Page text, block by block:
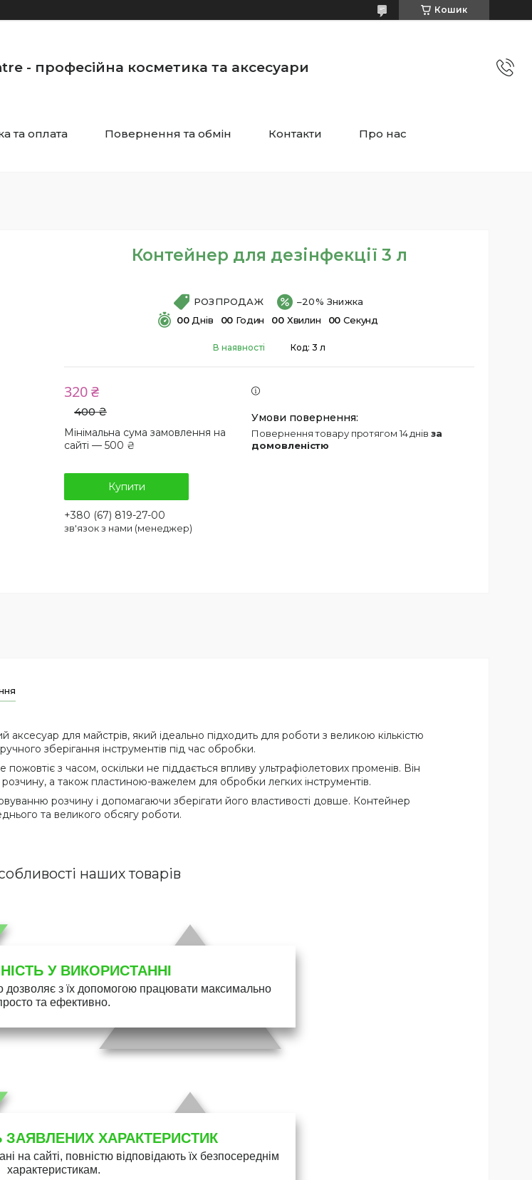
Кошик
- професійна косметика та аксесуари
та оплата Повернення та обмін Контакти Про нас
Контейнер для дезінфекції 3 л
РОЗПРОДАЖ
–20%
00 Днів 00 Годин 00 Хвилин 00 Секунд
В наявності Код: 3 л
400 ₴
320 ₴
Мінімальна сума замовлення на
сайті — 500 ₴
Купити
+380 (67) 819-27-00
зв'язок з нами (менеджер)
повернення товару протягом 14 днів за
домовленістю
для майстрів, який ідеально підходить для роботи з великою кількістю
зберігання інструментів під час обробки.
з часом, оскільки не піддається впливу ультрафіолетових променів. Він
а також пластиною-важелем для обробки легких інструментів.
розчину і допомагаючи зберігати його властивості довше. Контейнер
та великого обсягу роботи.
наших товарів
У ВИКОРИСТАННІ
з їх допомогою працювати максимально
та ефективно.
ЗАЯВЛЕНИХ ХАРАКТЕРИСТИК
на сайті, повністю відповідають їх безпосереднім
характеристикам.